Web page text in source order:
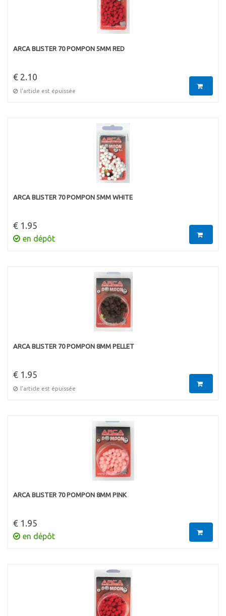
ARCA BLISTER 70 POMPON 5MM RED
€ 2.10
l'article est épuissée
ARCA BLISTER 70 POMPON 5MM WHITE
€ 1.95
en dépôt
ARCA BLISTER 70 POMPON 8MM PELLET
€ 1.95
l'article est épuissée
ARCA BLISTER 70 POMPON 8MM PINK
€ 1.95
en dépôt